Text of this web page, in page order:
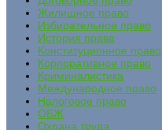
Жилищное право
Избирательное право
История права
Конституционное право
Корпоративное право
Криминалистика
Международное право
Налоговое право
ОБЖ
Охрана труда